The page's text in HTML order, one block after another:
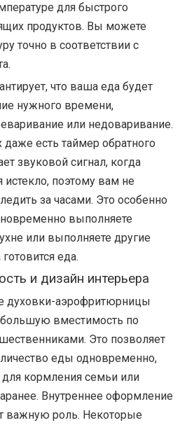
для быстрого
продуктов. Вы можете
точно в соответствии с
что ваша еда будет
нужного времени,
или недоваривание.
есть таймер обратного
звуковой сигнал, когда
поэтому вам не
за часами. Это особенно
выполняете
или выполняете другие
еда.
и дизайн интерьера
духовки-аэрофритюрницы
вместимость по
Это позволяет
еды одновременно,
для кормления семьи или
Внутреннее оформление
важную роль. Некоторые